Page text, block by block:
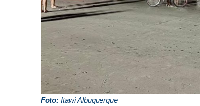
Foto: Itawi Albuquerque